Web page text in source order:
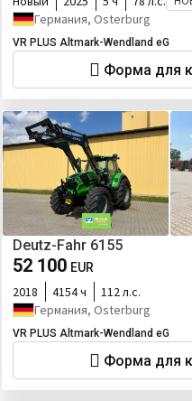
Германия, Osterburg
VR PLUS Altmark-Wendland eG
Форма для
Deutz-Fahr 6155
52 100 EUR
2018 4154 ч
112 л.с.
Германия, Osterburg
VR PLUS Altmark-Wendland eG
Форма для